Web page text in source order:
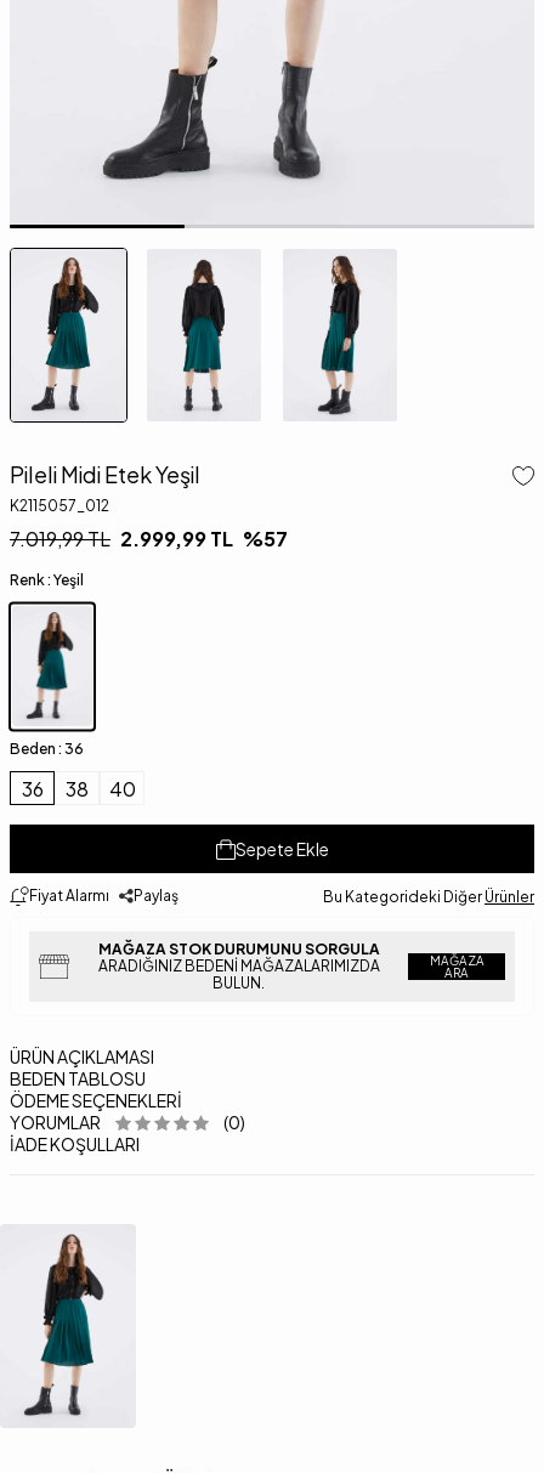
Pileli Midi Etek Yeşil
K2115057_012
7.019,99TL 2.999,99TL %57
Renk : Yeşil
Beden : 36
36 38 40
Sepete Ekle
Fiyat Alarmı Paylaş Bu Kategorideki Diğer Ürünler
MAĞAZA STOK DURUMUNU SORGULA
ARADIĞINIZ BEDENI MAĞAZALARIMIZDA
BULUN.
MAĞAZA
ARA
ÜRÜN AÇIKLAMASI
BEDEN TABLOSU
ÖDEME SEÇENEKLERI
YORUMLAR
(0)
İADE KOŞULLARI